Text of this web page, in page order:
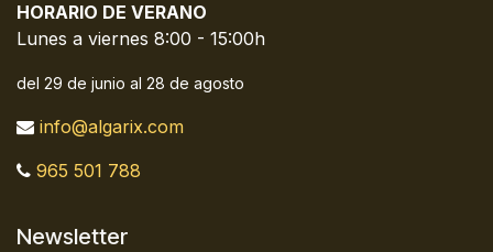
HORARIO DE VERANO
Lunes a viernes 8:00 - 15:00h
del 29 de junio al 28 de agosto
info@algarix.com
965 501 788
Newsletter